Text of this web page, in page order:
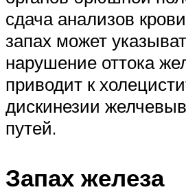
сдача анализов
запах может
нарушение оттока
приводит к
дискинезии
путей.
Запах железа